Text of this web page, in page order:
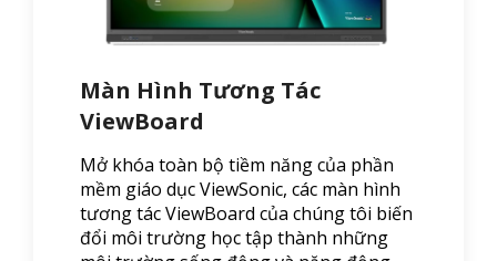
Màn Hình Tương Tác
ViewBoard
Mở khóa toàn bộ tiềm năng của phần
mềm giáo dục ViewSonic, các màn hình
tương tác ViewBoard của chúng tôi biến
đổi môi trường học tập thành những